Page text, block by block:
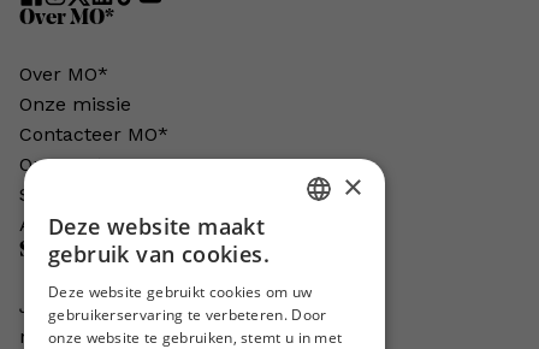
Over MO*
Over MO*
Onze missie
Contacteer MO*
Onze auteurs
Schrijven voor MO*?
Adverteren in MO*
Steun MO*
Je helpt ons groeien. MO* bestaat
niet zonder jouw steun!
ENGLISH
×
Deze website maakt
gebruik van cookies.
Deze website gebruikt cookies om uw
gebruikerservaring te verbeteren. Door
onze website te gebruiken, stemt u in met